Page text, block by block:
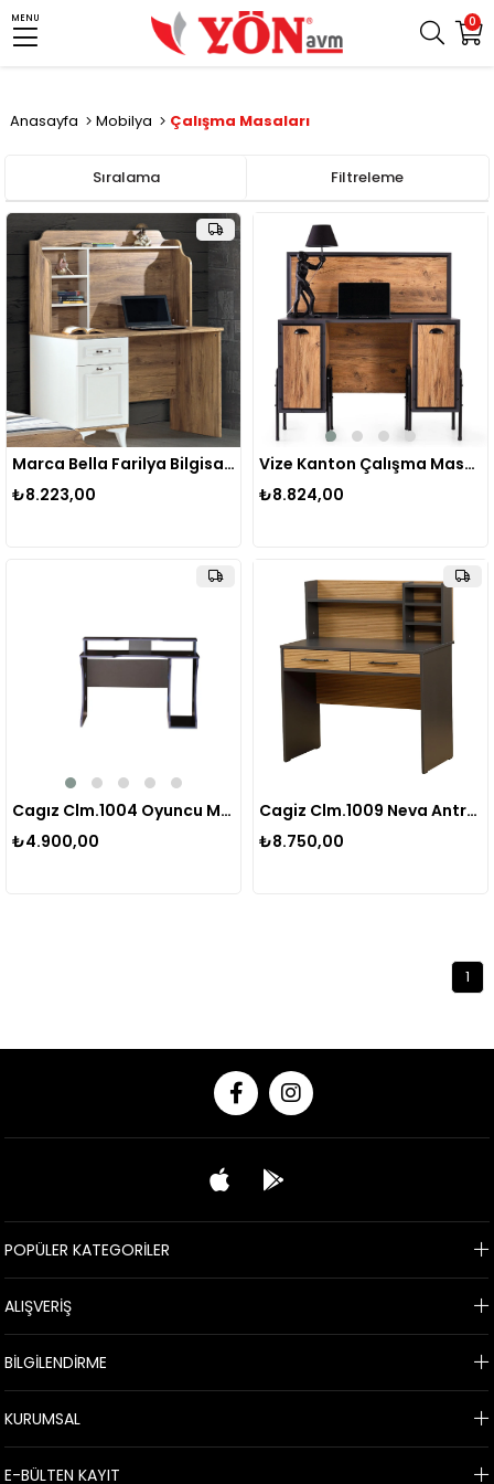
0
MENU
Anasayfa Mobilya Çalışma Masaları
Filtreleme
Sıralama
Marca Bella Farilya Bilgisayar Masası
₺8.223,00
Vize Kanton Çalışma Masası
₺8.824,00
Cagız Clm.1004 Oyuncu Masası Sıyah-mavı
₺4.900,00
Cagiz Clm.1009 Neva Antrasit Beyaz Çalışma Masası
₺8.750,00
1
POPÜLER KATEGORİLER
ALIŞVERİŞ
BİLGİLENDİRME
KURUMSAL
E-BÜLTEN KAYIT